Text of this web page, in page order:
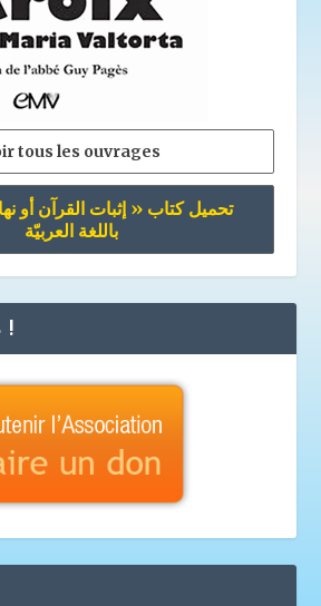
tous les ouvrages
تحميل كتاب « إثبات القرآن أو
باللغة العربيّة
!